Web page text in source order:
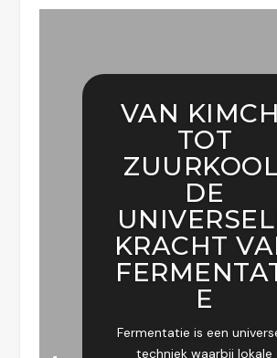
VAN
TOT
DE
KRACHT
E
Fermentatie is een
techniek waarbij lokale